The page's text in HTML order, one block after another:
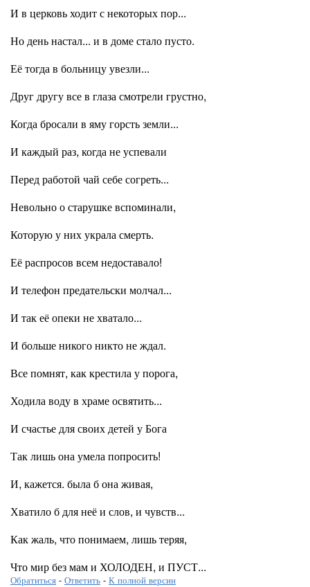
И в церковь ходит с некоторых пор...
Но день настал... и в доме стало пусто.
Её тогда в больницу увезли...
Друг другу все в глаза смотрели грустно,
Когда бросали в яму горсть земли...
И каждый раз, когда не успевали
Перед работой чай себе согреть...
Невольно о старушке вспоминали,
Которую у них украла смерть.
Её распросов всем недоставало!
И телефон предательски молчал...
И так её опеки не хватало...
И больше никого никто не ждал.
Все помнят, как крестила у порога,
Ходила воду в храме освятить...
И счастье для своих детей у Бога
Так лишь она умела попросить!
И, кажется. была б она живая,
Хватило б для неё и слов, и чувств...
Как жаль, что понимаем, лишь теряя,
Что мир без мам и ХОЛОДЕН, и ПУСТ...
Обратиться - Ответить - К полной версии